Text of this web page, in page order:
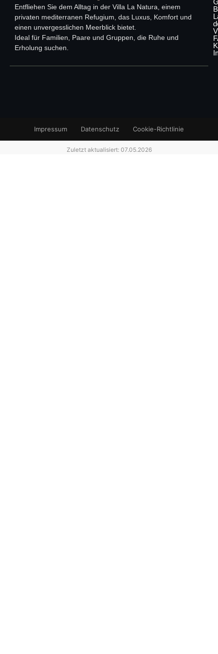
Entfliehen Sie dem Alltag in der Villa La Natura, einem
privaten mediterranen Refugium, das Luxus, Komfort und
einen unvergesslichen Meerblick bietet.
Ideal für Familien, Paare und Gruppen, die Ruhe und
Erholung suchen.
Impressum Datenschutz Cookie-Richtlinie
Zuletzt aktualisiert: 07.05.2026